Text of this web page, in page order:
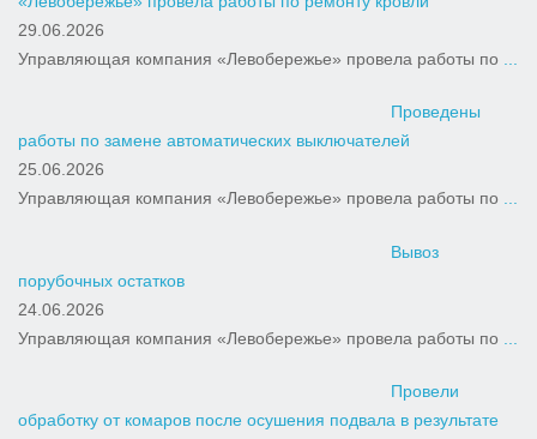
29.06.2026
Управляющая компания «Левобережье» провела работы по
Проведены
работы по замене автоматических выключателей
25.06.2026
Управляющая компания «Левобережье» провела работы по ...
Вывоз
порубочных остатков
24.06.2026
Управляющая компания «Левобережье» провела работы по
Провели
обработку от комаров после осушения подвала в результате